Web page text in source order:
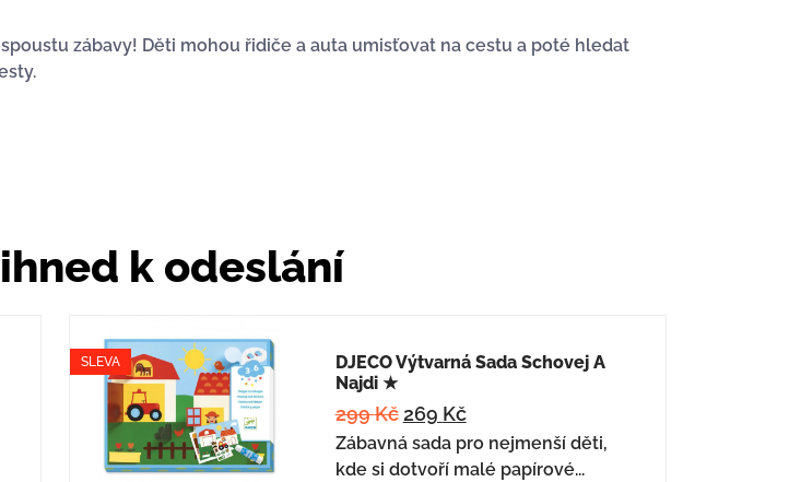
zábavy! Děti mohou řidiče a auta umisťovat na cestu a poté hledat
k odeslání
SLEVA
DJECO Výtvarná Sada Schovej A
Najdi ★
299Kč 269 Kč
Zábavná sada pro nejmenší děti,
kde si dotvoří malé papírové...